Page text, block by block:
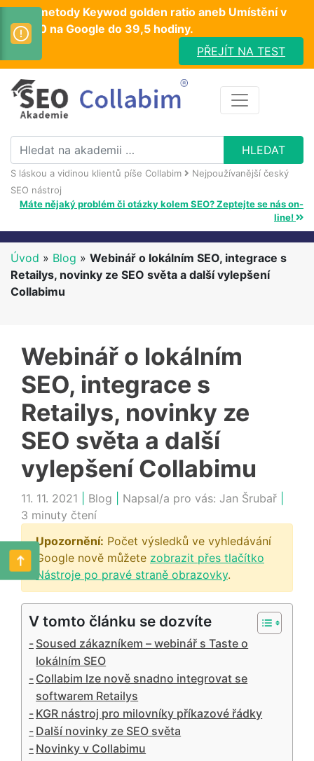
Test metody Keywod golden ratio aneb Umístění v
TOP10 na Google do 39,5 hodiny.
PŘEJÍT NA TEST
S láskou a vidinou klientů píše Collabim
Nejpoužívanější český
SEO nástroj
Máte nějaký problém či otázky kolem SEO? Zeptejte se nás on-
line!
Úvod » Blog » Webinář o lokálním SEO, integrace s
Retailys, novinky ze SEO světa a další vylepšení
Collabimu
Webinář o lokálním
SEO, integrace s
Retailys, novinky ze
SEO světa a další
vylepšení Collabimu
11. 11. 2021 Blog Napsal/a pro vás: Jan Šrubař
3 minuty čtení
Upozornění: Počet výsledků ve vyhledávání
Google nově můžete zobrazit přes tlačítko
Nástroje po pravé straně obrazovky.
V tomto článku se dozvíte
Soused zákazníkem – webinář s Taste o
lokálním SEO
Collabim lze nově snadno integrovat se
softwarem Retailys
KGR nástroj pro milovníky příkazové řádky
Další novinky ze SEO světa
Novinky v Collabimu